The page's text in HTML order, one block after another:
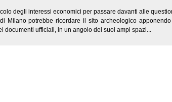
degli interessi economici per passare davanti alle
Milano potrebbe ricordare il sito archeologico
documenti ufficiali, in un angolo dei suoi ampi spazi...